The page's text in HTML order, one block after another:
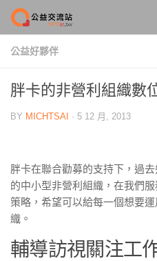
Skip to content
公益好夥伴
胖卡的非營利組織數
BY MICHTSAI · 5 12 月, 2013
胖卡在聯合勸募的支持下，過
的中小型非營利組織，在我們
策略，希望可以給每一個想要
織。
輔導訪視關注工